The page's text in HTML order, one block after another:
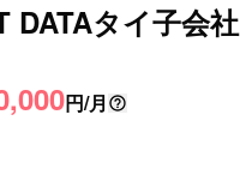
DATAタイ子会
円/月